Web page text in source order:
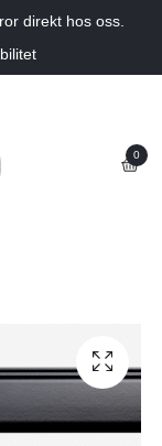
direkt hos oss.
0